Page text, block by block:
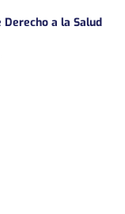
a la Salud